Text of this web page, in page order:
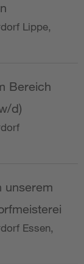
Lippe,
Bereich
d)
unserem
Essen,